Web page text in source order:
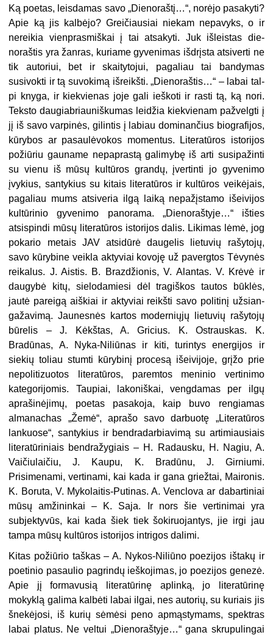
Ką poetas, leisdamas savo „Die­noraštį…“, norėjo pasakyti?
Apie ką jis kalbėjo? Greičiausiai niekam ne­pavyks, o ir
nereikia vienprasmiš­kai į tai atsakyti. Juk išleistas die­
noraštis yra žanras, kuriame gyveni­mas išdrįsta atsiverti ne
tik auto­riui, bet ir skaitytojui, pagaliau tai bandymas
susivokti ir tą suvokimą išreikšti. „Dienoraštis…“ – labai tal­
pi knyga, ir kiekvienas joje gali ieš­koti ir rasti tą, ką nori.
Teksto daugiabriauniškumas leidžia kiekvie­nam pažvelgti į
jį iš savo varpinės, gilintis į labiau dominančius biogra­fijos,
kūrybos ar pasaulėvokos mo­mentus. Literatūros istorijos
požiū­riu gauname nepaprastą galimybę iš arti susipažinti
su vienu iš mūsų kultūros grandų, įvertinti jo gyve­nimo
įvykius, santykius su kitais li­teratūros ir kultūros veikėjais,
paga­liau mums atsiveria ilgą laiką ne­pažįstamo išeivijos
kultūrinio gyve­nimo panorama. „Dienoraštyje…“ išties
atsispindi mūsų literatūros is­torijos dalis. Likimas lėmė, jog
poka­rio metais JAV atsidūrė daugelis lie­tuvių rašytojų,
savo kūrybine veik­la aktyviai kovoję už pavergtos Tėvy­nės
reikalus. J. Aistis. B. Brazdžio­nis, V. Alantas. V. Krėvė ir
daugybė kitų, sielodamiesi dėl tragiškos tau­tos būklės,
jautė pareigą aiškiai ir aktyviai reikšti savo politinį užsian­
gažavimą. Jaunesnės kartos moder­niųjų lietuvių rašytojų
būrelis – J. Kėkštas, A. Gricius. K. Ostrauskas. K.
Bradūnas, A. Nyka-Niliūnas ir kiti, turintys energijos ir
siekių to­liau stumti kūrybinį procesą išeivijoje, grįžo prie
nepolitizuotos litera­tūros, paremtos meninio vertinimo
kategorijomis. Taupiai, lakoniškai, vengdamas per ilgų
aprašinėjimų, poetas pasakoja, kaip buvo rengia­mas
almanachas „Žemė“, aprašo sa­vo darbuotę „Literatūros
lankuose“, santykius ir bendradarbiavimą su artimiausiais
literatūriniais bendra­žygiais – H. Radausku, H. Nagiu, A.
Vaičiulaičiu, J. Kaupu, K. Bradūnu, J. Girniumi.
Prisimenami, verti­nami, kai kada ir gana griežtai, Mai­ronis.
K. Boruta, V. Mykolaitis-Pu­tinas. A. Venclova ar dabartiniai
mūsų amžininkai – K. Saja. Ir nors šie vertinimai yra
subjektyvūs, kai kada šiek tiek šokiruojantys, jie ir­gi jau
tampa mūsų kultūros istorijos intrigos dalimi.
Kitas požiūrio taškas – A. Nykos-Niliūno poezijos ištakų ir
poetinio pasaulio pagrindų ieškojimas, jo poezijos genezė.
Apie jį formavusią literatūrinę aplinką, jo literatūrinę
mokyklą galima kalbėti labai ilgai, nes autorių, su kuriais jis
šnekė­josi, iš kurių sėmėsi peno apmąsty­mams, spektras
labai platus. Ne veltui „Dienoraštyje…“ gana skru­pulingai